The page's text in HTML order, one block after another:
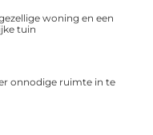
woning en een
tuin
onnodige ruimte in te